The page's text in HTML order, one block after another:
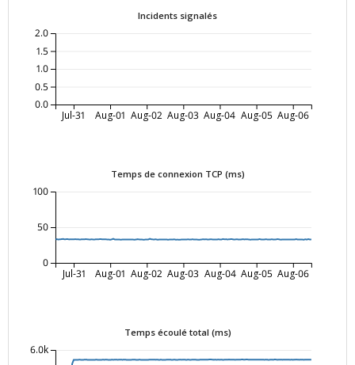
Incidents signalés
Jul-31 Aug-01 Aug-02 Aug-03 Aug-04 Aug-05 Aug-06
0.0
0.5
1.0
1.5
2.0
Temps de connexion TCP (ms)
Jul-31 Aug-01 Aug-02 Aug-03 Aug-04 Aug-05 Aug-06
0
50
100
Temps écoulé total (ms)
6.0k